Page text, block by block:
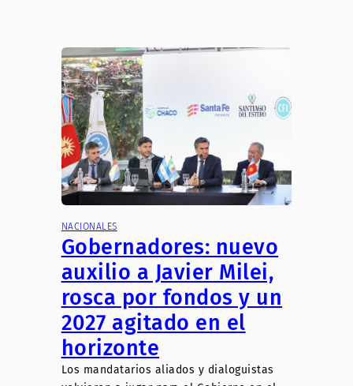
NACIONALES
Gobernadores: nuevo
auxilio a Javier Milei,
rosca por fondos y un
2027 agitado en el
horizonte
Los mandatarios aliados y dialoguistas